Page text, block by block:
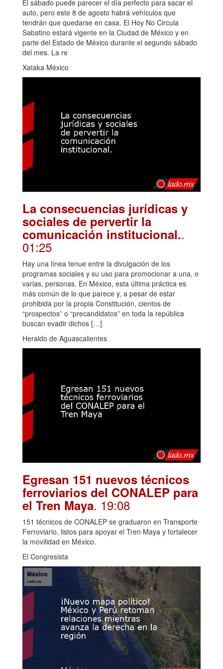
El sábado puede parecer el día perfecto para sacar el
auto, pero este 8 de agosto habrá vehículos que
tendrán que quedarse en casa. El Hoy No Circula
Sabatino estará vigente en la Ciudad de México y en
parte del Estado de México durante el segundo sábado
del mes. La re
Xataka México
La consecuencias jurídicas y
sociales de pervertir la
comunicación institucional..
01:25
Hay una línea tenue entre la divulgación de los
programas sociales y su uso para promocionar a una, o
varias, personas. En México, esta última práctica es
más común de lo que parece y, a pesar de estar
prohibida por la propia Constitución, cientos de
“prospectos” o “precandidatos” en toda la república
buscan evadir dichos […]
Heraldo de Aguascalientes
Egresan 151 nuevos técnicos
ferroviarios del CONALEP para
el Tren Maya. 19:08
151 técnicos de CONALEP se graduaron en Transporte
Ferroviario, listos para apoyar el Tren Maya y fortalecer
la movilidad en México.
El Congresista